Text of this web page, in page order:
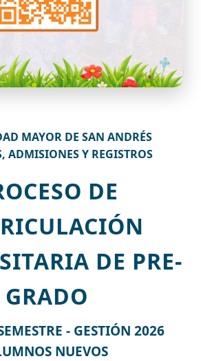
MAYOR DE SAN ANDRÉS
ADMISIONES Y REGISTROS
DE
DE PRE-
GRADO
- GESTIÓN 2026
NUEVOS